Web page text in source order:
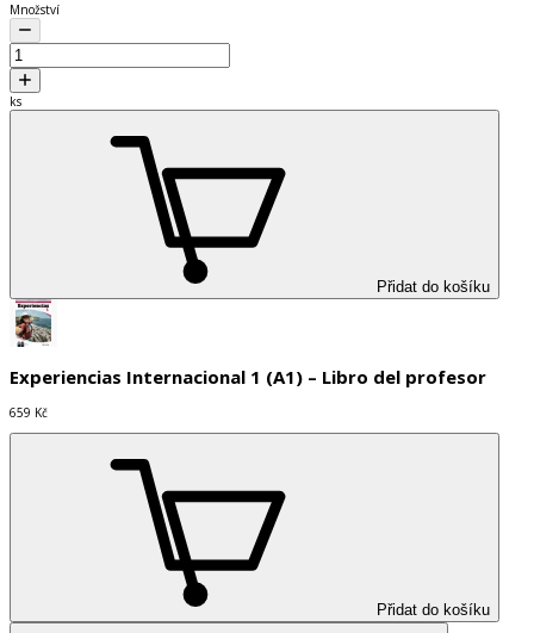
Množství
ks
Přidat do košíku
Experiencias Internacional 1 (A1) – Libro del profesor
659 Kč
Přidat do košíku